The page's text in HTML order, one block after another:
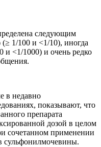
следующим
(≥ 1/100 и <1/10), иногда
и <1/1000) и очень редко
в недавно
показывают, что
препарата
дозой в целом
сочетанном применении
сульфонилмочевины.